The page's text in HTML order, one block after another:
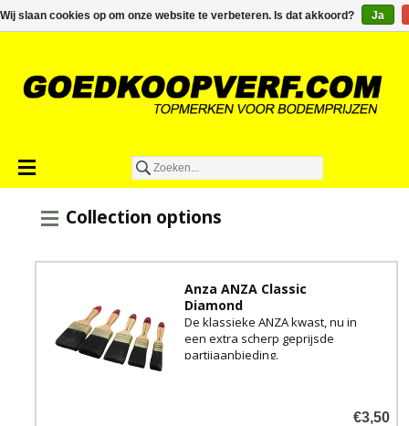
€0,00
Collection options
Anza ANZA Classic
Diamond
De klassieke ANZA kwast, nu in
een extra scherp geprijsde
partijaanbieding.
€3,50
Wij slaan cookies op om onze website te verbeteren. Is dat akkoord? Ja